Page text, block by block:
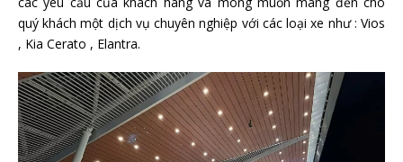
quý khách một dịch vụ chuyên nghiệp với các loại xe như : Vios
, Kia Cerato , Elantra.